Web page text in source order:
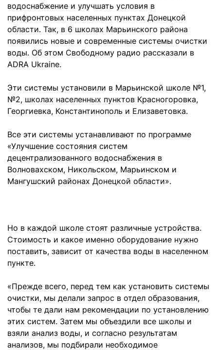
водоснабжение и улучшать условия в
прифронтовых населенных пунктах Донецкой
области. Так, в 6 школах Марьинского района
появились новые и современные системы очистки
воды. Об этом Свободному радио рассказали в
ADRA Ukraine.
Эти системы установили в Марьинской школе №1,
№2, школах населенных пунктов Красногоровка,
Георгиевка, Константинополь и Елизаветовка.
Все эти системы устанавливают по программе
«Улучшение состояния систем
децентрализованного водоснабжения в
Волновахском, Никольском, Марьинском и
Мангушский районах Донецкой области».
Но в каждой школе стоят различные устройства.
Стоимость и какое именно оборудование нужно
поставить, зависит от качества воды в населенном
пункте.
«Прежде всего, перед тем как установить системы
очистки, мы делали запрос в отдел образования,
чтобы те дали нам рекомендации по установлению
этих систем. Затем мы объездили все школы и
взяли анализ воды, и согласно результатам
анализов, мы подбирали необходимое